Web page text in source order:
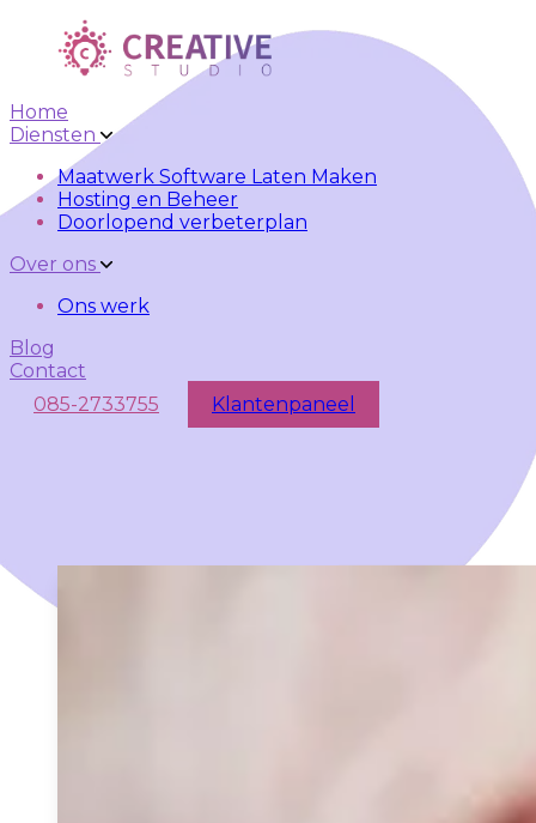
Skip to main content Skip to navigation
Home
Diensten
Maatwerk Software Laten Maken
Hosting en Beheer
Doorlopend verbeterplan
Over ons
Ons werk
Blog
Contact
085-2733755
Klantenpaneel